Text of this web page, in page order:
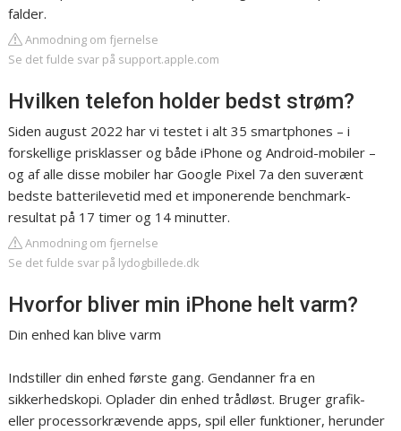
falder.
Anmodning om fjernelse
Se det fulde svar på support.apple.com
Hvilken telefon holder bedst strøm?
Siden august 2022 har vi testet i alt 35 smartphones – i
forskellige prisklasser og både iPhone og Android-mobiler –
og af alle disse mobiler har Google Pixel 7a den suverænt
bedste batterilevetid med et imponerende benchmark-
resultat på 17 timer og 14 minutter.
Anmodning om fjernelse
Se det fulde svar på lydogbillede.dk
Hvorfor bliver min iPhone helt varm?
Din enhed kan blive varm
Indstiller din enhed første gang. Gendanner fra en
sikkerhedskopi. Oplader din enhed trådløst. Bruger grafik-
eller processorkrævende apps, spil eller funktioner, herunder